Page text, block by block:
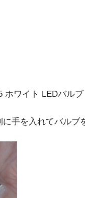
ホワイト LEDバル
手を入れてバルブ